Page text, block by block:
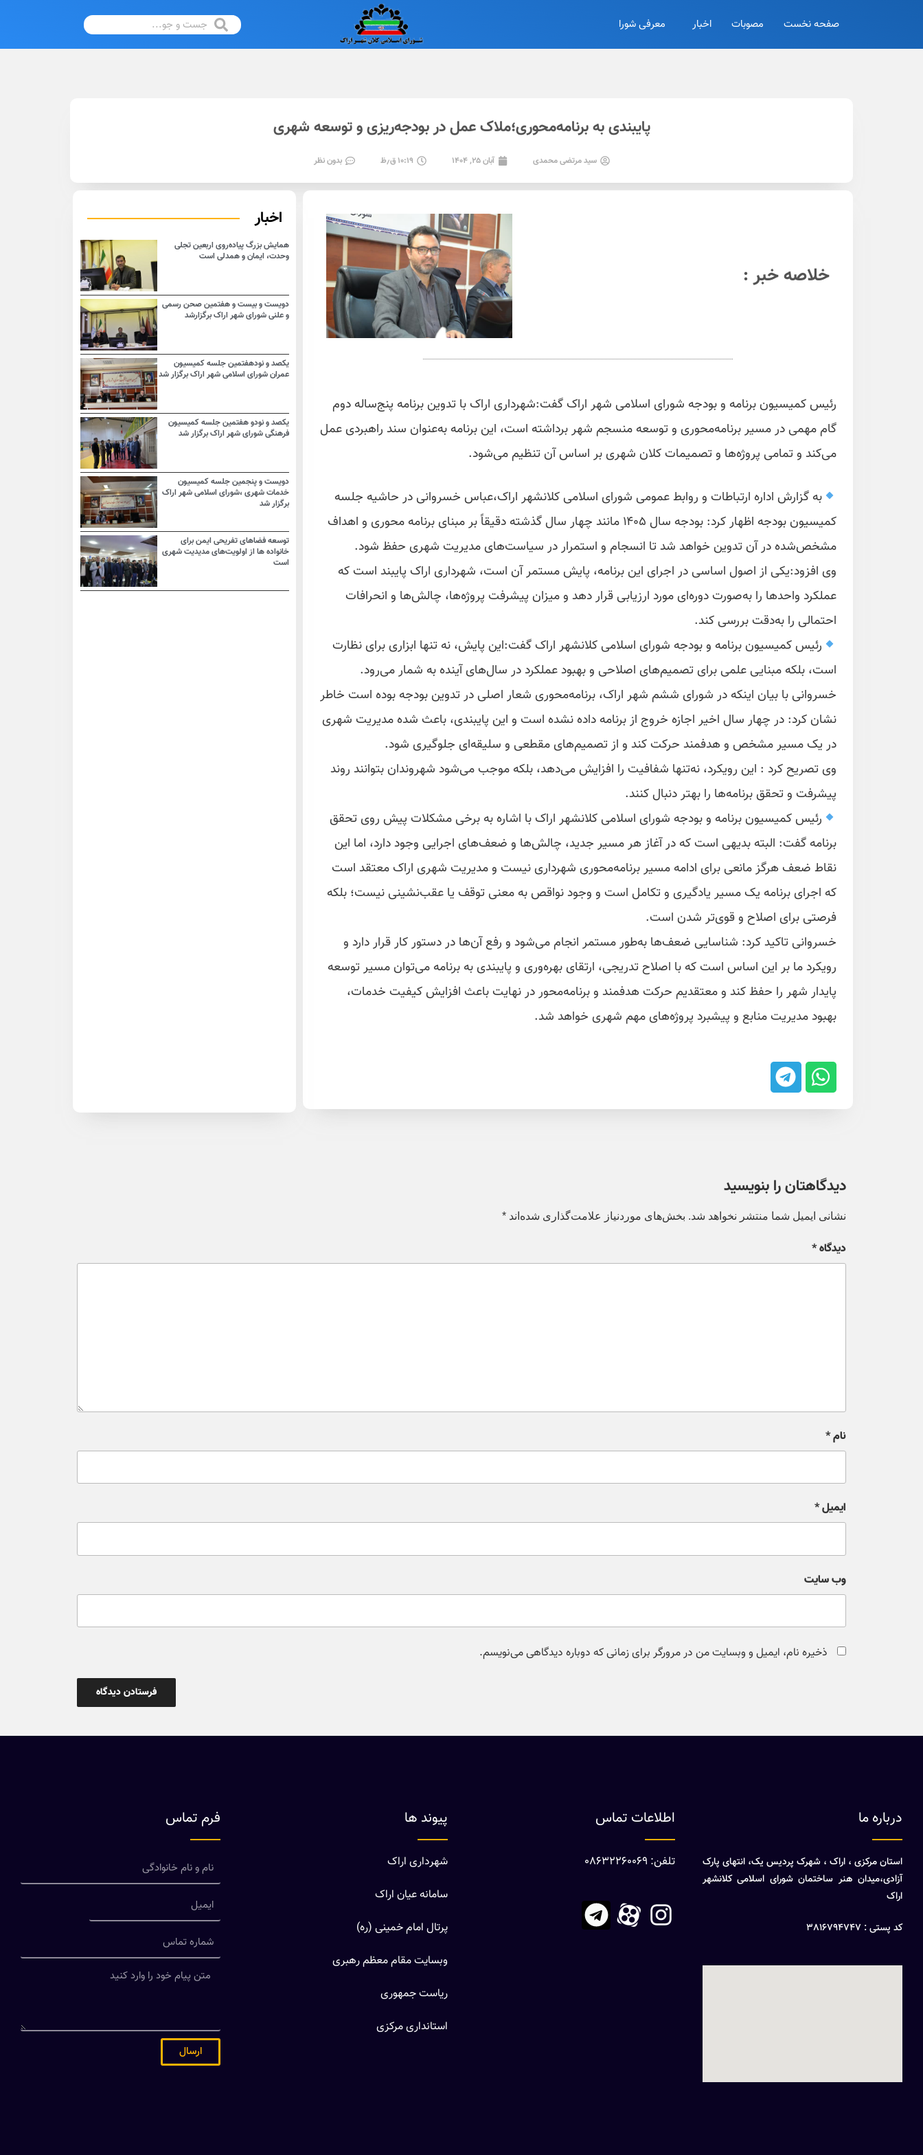
صفحه نخست مصوبات اخبار معرفی شورا
پایبندی به برنامه‌محوری؛ملاک عمل در بودجه‌ریزی و توسعه شهری
سید مرتضی محمدی آبان ۲۵, ۱۴۰۴ ۱۰:۱۹ ق٫ظ بدون نظر
خلاصه خبر :
رئیس کمیسیون برنامه و بودجه شورای اسلامی شهر اراک گفت:شهرداری اراک با تدوین ‌برنامه پنج‌ساله دوم
گام مهمی در مسیر برنامه‌محوری و توسعه منسجم شهر برداشته است، این برنامه به‌عنوان سند راهبردی عمل
می‌کند و تمامی پروژه‌ها و تصمیمات کلان شهری بر اساس آن تنظیم می‌شود.
به گزارش اداره ارتباطات و روابط عمومی شورای اسلامی کلانشهر اراک،عباس خسروانی در حاشیه جلسه
کمیسیون بودجه اظهار کرد: بودجه سال ۱۴۰۵ مانند چهار سال گذشته دقیقاً بر مبنای برنامه محوری و اهداف
مشخص‌شده در آن تدوین خواهد شد تا انسجام و استمرار در سیاست‌های مدیریت شهری حفظ شود.
وی افزود:یکی از اصول اساسی در اجرای این برنامه، پایش مستمر آن است، شهرداری اراک پایبند است که
عملکرد واحدها را به‌صورت دوره‌ای مورد ارزیابی قرار دهد و میزان پیشرفت پروژه‌ها، چالش‌ها و انحرافات
احتمالی را به‌دقت بررسی کند.
رئیس کمیسیون برنامه و بودجه شورای اسلامی کلانشهر اراک گفت:این پایش، نه تنها ابزاری برای نظارت
است، بلکه مبنایی علمی برای تصمیم‌های اصلاحی و بهبود عملکرد در سال‌های آینده به شمار می‌رود.
خسروانی با بیان اینکه در شورای ششم شهر اراک، برنامه‌محوری شعار اصلی در تدوین بودجه بوده است خاطر
نشان کرد: در چهار سال اخیر اجازه خروج از برنامه داده نشده است و این پایبندی، باعث شده مدیریت شهری
در یک مسیر مشخص و هدفمند حرکت کند و از تصمیم‌های مقطعی و سلیقه‌ای جلوگیری شود.
وی تصریح کرد : این رویکرد، نه‌تنها شفافیت را افزایش می‌دهد، بلکه موجب می‌شود شهروندان بتوانند روند
پیشرفت و تحقق برنامه‌ها را بهتر دنبال کنند.
رئیس کمیسیون برنامه و بودجه شورای اسلامی کلانشهر اراک با اشاره به برخی مشکلات پیش روی تحقق
برنامه گفت: البته بدیهی است که در آغاز هر مسیر جدید، چالش‌ها و ضعف‌های اجرایی وجود دارد، اما این
نقاط ضعف هرگز مانعی برای ادامه مسیر برنامه‌محوری شهرداری نیست و مدیریت شهری اراک معتقد است
که اجرای برنامه یک مسیر یادگیری و تکامل است و وجود نواقص به معنی توقف یا عقب‌نشینی نیست؛ بلکه
فرصتی برای اصلاح و قوی‌تر شدن است.
خسروانی تاکید کرد: شناسایی ضعف‌ها به‌طور مستمر انجام می‌شود و رفع آن‌ها در دستور کار قرار دارد و
رویکرد ما بر این اساس است که با اصلاح تدریجی، ارتقای بهره‌وری و پایبندی به برنامه می‌توان مسیر توسعه
پایدار شهر را حفظ کند و معتقدیم حرکت هدفمند و برنامه‌محور در نهایت باعث افزایش کیفیت خدمات،
بهبود مدیریت منابع و پیشبرد پروژه‌های مهم شهری خواهد شد.
اخبار
همایش بزرگ پیاده‌روی اربعین تجلی
وحدت، ایمان و همدلی است
دویست و بیست و هفتمین صحن رسمی
و علنی شورای شهر اراک برگزارشد
یکصد و نودهفتمین جلسه کمیسیون
عمران شورای اسلامی شهر اراک برگزار شد
یکصد و نودو هفتمین جلسه کمیسیون
فرهنگی شورای شهر اراک برگزار شد
دویست و پنجمین جلسه کمیسیون
خدمات شهری ،شورای اسلامی شهر اراک
برگزار شد
توسعه فضاهای تفریحی ایمن برای
خانواده ها از اولویت‌های مدیدیت شهری
است
دیدگاهتان را بنویسید
نشانی ایمیل شما منتشر نخواهد شد. بخش‌های موردنیاز علامت‌گذاری شده‌اند *
دیدگاه*
نام*
ایمیل*
وب‌ سایت
ذخیره نام، ایمیل و وبسایت من در مرورگر برای زمانی که دوباره دیدگاهی می‌نویسم.
درباره ما
استان مرکزی ، اراک ، شهرک پردیس یک، انتهای پارک
آزادی،میدان هنر ساختمان شورای اسلامی کلانشهر
اراک
کد پستی : 3816794747
اطلاعات تماس
تلفن: 08632260069
پیوند ها
شهرداری اراک
سامانه عیان اراک
پرتال امام خمینی (ره)
وبسایت مقام معظم رهبری
ریاست جمهوری
استانداری مرکزی
فرم تماس
ارسال